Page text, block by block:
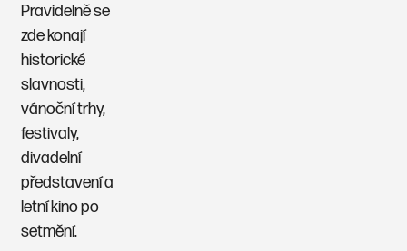
Pravidelně se
zde konají
historické
slavnosti,
vánoční trhy,
festivaly,
divadelní
představení a
letní kino po
setmění.